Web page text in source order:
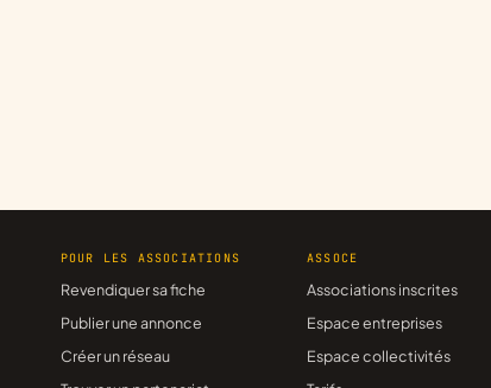
POUR LES ASSOCIATIONS
Revendiquer sa fiche
Publier une annonce
Créer un réseau
ASSOCE
Associations inscrites
Espace entreprises
Espace collectivités